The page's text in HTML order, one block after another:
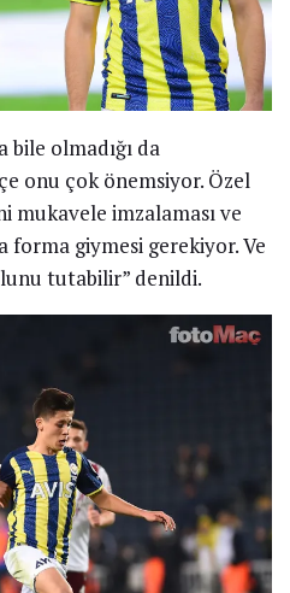
bile olmadığı da
onu çok önemsiyor. Özel
mukavele imzalaması ve
forma giymesi gerekiyor. Ve
tutabilir” denildi.